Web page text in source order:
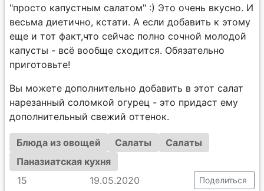
"просто капустным салатом" :) Это очень вкусно. И
весьма диетично, кстати. А если добавить к этому
еще и тот факт,что сейчас полно сочной молодой
капусты - всё вообще сходится. Обязательно
приготовьте!
Вы можете дополнительно добавить в этот салат
нарезанный соломкой огурец - это придаст ему
дополнительный свежий оттенок.
Блюда из овощей Салаты
Салаты
Паназиатская кухня
15
19.05.2020 Поделиться